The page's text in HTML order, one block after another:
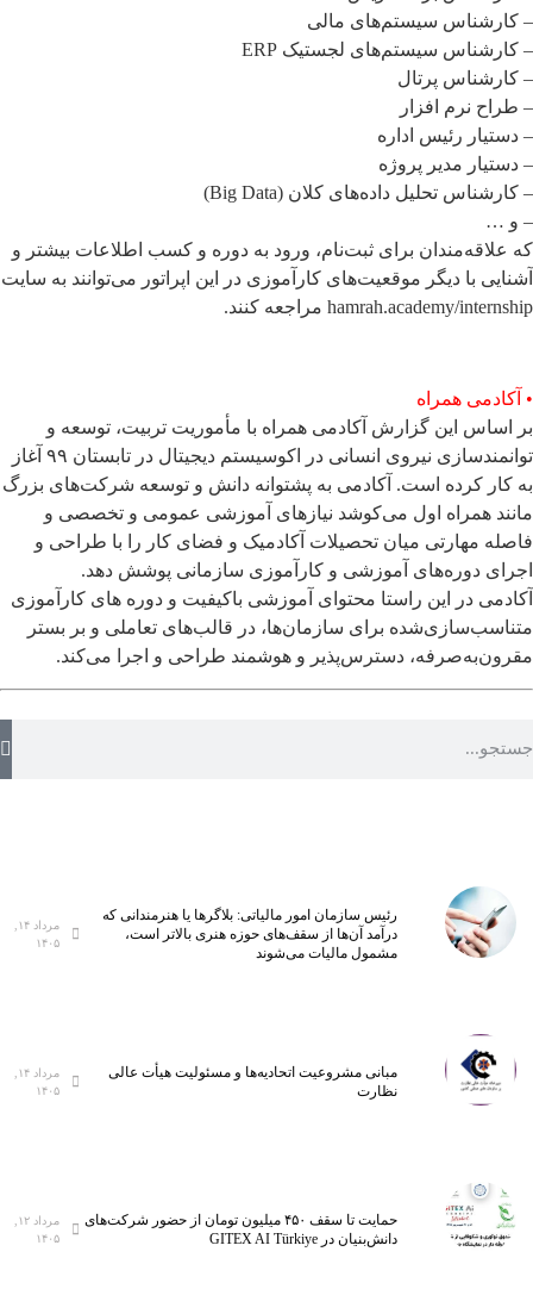
– کارشناس سیستم‌های مالی
– کارشناس سیستم‌های لجستیک ERP
– کارشناس پرتال
– طراح نرم افزار
– دستیار رئیس اداره
– دستیار مدیر پروژه
– کارشناس تحلیل داده‌های کلان (Big Data)
– و …
که علاقه‌مندان برای ثبت‌نام، ورود به دوره و کسب اطلاعات بیشتر و
آشنایی با دیگر موقعیت‌های کارآموزی در این اپراتور می‌توانند به سایت
hamrah.academy/internship مراجعه کنند.
• آکادمی همراه
بر اساس این گزارش آکادمی همراه با مأموریت تربیت، توسعه و
توانمندسازی نیروی انسانی در اکوسیستم دیجیتال در تابستان ۹۹ آغاز
به کار کرده است. آکادمی به پشتوانه دانش و توسعه شرکت‌های بزرگ
مانند همراه اول می‌کوشد نیازهای آموزشی عمومی و تخصصی و
فاصله مهارتی میان تحصیلات آکادمیک و فضای کار را با طراحی و
اجرای دوره‌های آموزشی و کارآموزی سازمانی پوشش دهد.
آکادمی در این راستا محتوای آموزشی باکیفیت و دوره های کارآموزی
متناسب‌سازی‌شده برای سازمان‌ها، در قالب‌های تعاملی و بر بستر
مقرون‌به‌صرفه، دسترس‌پذیر و هوشمند طراحی و اجرا می‌کند.
رئیس سازمان امور مالیاتی: بلاگر‌ها یا هنرمندانی که
درآمد آن‌ها از سقف‌های حوزه هنری بالاتر است،
مشمول مالیات می‌شوند
۱۴۰۵
مبانی مشروعیت اتحادیه‌ها و مسئولیت هیأت عالی
نظارت
۱۴۰۵
حمایت تا سقف ۴۵۰ میلیون تومان از حضور شرکت‌های
دانش‌بنیان در GITEX AI Türkiye
۱۴۰۵